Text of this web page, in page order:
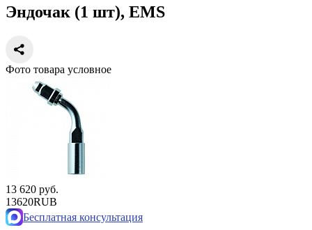
Эндочак (1 шт), EMS
Фото товара условное
13 620 руб.
13620RUB
Бесплатная консультация